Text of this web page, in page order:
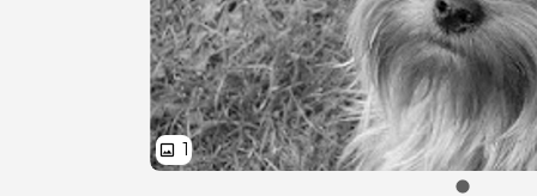
image 1